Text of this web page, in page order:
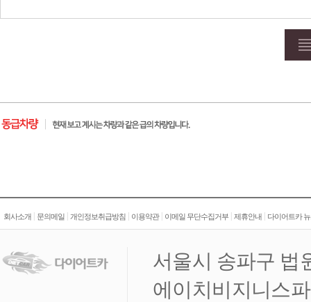
회사소개 | 문의메일 | 개인정보취급방침 | 이용약관| 이메일 무단수집거부 | 제휴안내 | 다이어트카
서울시 송파구 법
에이치비지니스